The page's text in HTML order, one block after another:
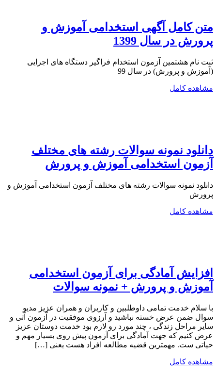
متن کامل آگهی استخدامی آموزش و
پرورش در سال 1399
ثبت نام هشتمین آزمون استخدام فراگیر دستگاه های اجرایی
(آموزش و پرورش) در سال 99
مشاهده کامل
دانلود نمونه سوالات رشته های مختلف
آزمون استخدامی آموزش و پرورش
دانلود نمونه سوالات رشته های مختلف آزمون استخدامی آموزش و
پرورش
مشاهده کامل
افزایش آمادگی برای آزمون استخدامی
آموزش و پرورش + نمونه سوالات
با سلام خدمت تمامی داوطلبین و کاربران و همران عزیز مدیو
سوال ضمن عرض خسته نباشید و آرزوی موفقیت در آزمون آتی و
سایر مراحل زندگی ، چند مورد رو لازم بود خدمت دوستان عزیز
عرض کنیم که جهت آمادگی برای آزمون پیش روی بسیار مهم و
حیاتی ست. مهمترین قضیه مطالعه افراد هست یعنی […]
مشاهده کامل